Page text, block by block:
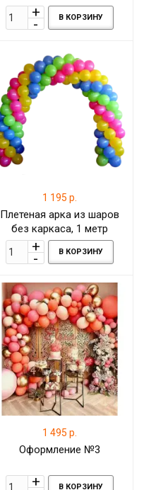
В КОРЗИНУ
1 195 р.
Плетеная арка из шаров
без каркаса, 1 метр
В КОРЗИНУ
1 495 р.
Оформление №3
В КОРЗИНУ